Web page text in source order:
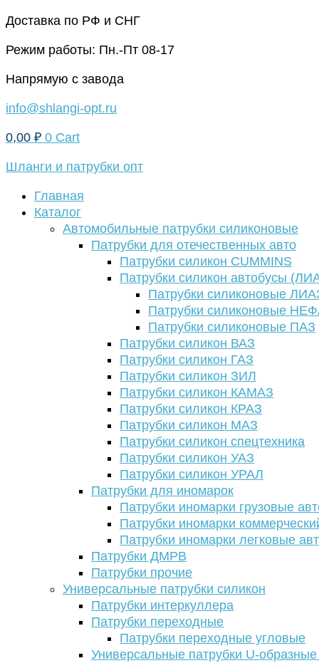
Перейти
содержимому
Доставка по РФ и СНГ
Режим работы: Пн.-Пт 08-17
Напрямую с завода
info@shlangi-opt.ru
0,00 ₽ 0 Cart
Шланги и патрубки опт
Главная
Каталог
Автомобильные патрубки силиконовые
Патрубки для отечественных авто
Патрубки силикон CUMMINS
Патрубки силикон автобусы
Патрубки силиконовые
Патрубки силиконовые
Патрубки силиконовые ПАЗ
Патрубки силикон ВАЗ
Патрубки силикон ГАЗ
Патрубки силикон ЗИЛ
Патрубки силикон КАМАЗ
Патрубки силикон КРАЗ
Патрубки силикон МАЗ
Патрубки силикон спецтехника
Патрубки силикон УАЗ
Патрубки силикон УРАЛ
Патрубки для иномарок
Патрубки иномарки грузовые
Патрубки иномарки
Патрубки иномарки легковые
Патрубки ДМРВ
Патрубки прочие
Универсальные патрубки силикон
Патрубки интеркуллера
Патрубки переходные
Патрубки переходные угловые
Универсальные патрубки U-